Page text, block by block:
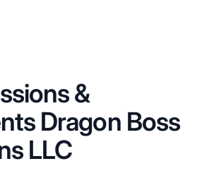
&
Dragon Boss
LLC